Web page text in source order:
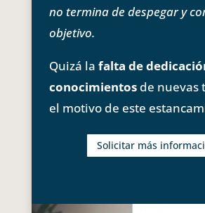
no termina de despegar y
objetivo.
Quizá la falta de
conocimientosde nuevas
el motivo de este
Solicitar más